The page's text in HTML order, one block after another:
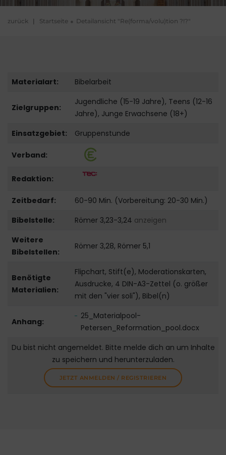
zurück | Startseite Detailansicht "Re(forma/volu)tion ?!?"
Materialart: Bibelarbeit
Zielgruppen:
Jugendliche (15-19 Jahre), Teens (12-16
Jahre), Junge Erwachsene (18+)
Einsatzgebiet:
Gruppenstunde
Verband:
Redaktion:
Zeitbedarf:
60-90 Min. (Vorbereitung: 20-30 Min.)
Bibelstelle:
Römer 3,23-3,24 anzeigen
Weitere
Bibelstellen:
Römer 3,28, Römer 5,1
Benötigte
Materialien:
Flipchart, Stift(e), Moderationskarten,
Ausdrucke, 4 DIN-A3-Zettel (o. größer
mit den "vier soli"), Bibel(n)
Anhang:
25_Materialpool-
Petersen_Reformation_pool.docx
Du bist nicht angemeldet. Bitte melde dich an um Inhalte
zu speichern und herunterzuladen.
JETZT ANMELDEN / REGISTRIEREN